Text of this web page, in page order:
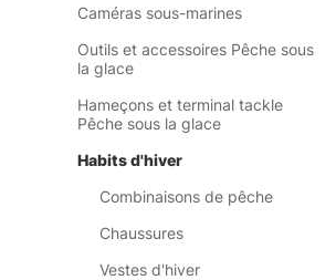
Caméras sous-marines
Outils et accessoires Pêche sous
la glace
Hameçons et terminal tackle
Pêche sous la glace
Habits d'hiver
Combinaisons de pêche
Chaussures
Vestes d'hiver